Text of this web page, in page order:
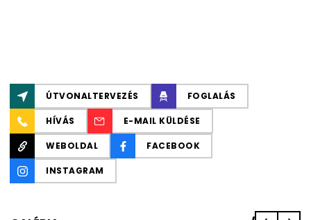
ÚTVONALTERVEZÉS FOGLALÁS
HÍVÁS E-MAIL KÜLDÉSE
WEBOLDAL FACEBOOK
INSTAGRAM